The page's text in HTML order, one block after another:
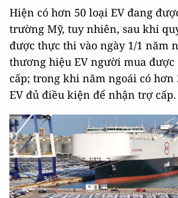
Hiện có hơn 50 loại EV đang
trường Mỹ, tuy nhiên, sau khi
được thực thi vào ngày 1/1 năm
thương hiệu EV người mua
cấp; trong khi năm ngoái có
EV đủ điều kiện để nhận trợ cấp.